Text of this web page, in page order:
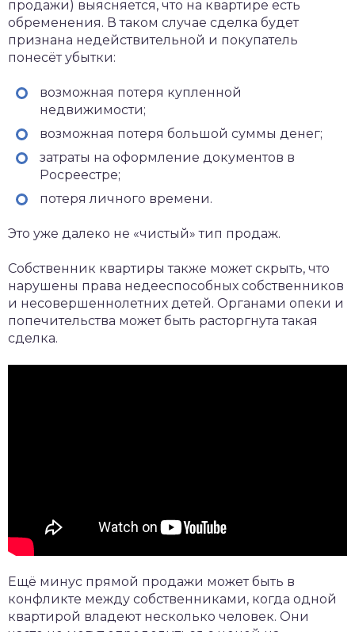
продажи) выясняется, что на квартире есть
обременения. В таком случае сделка будет
признана недействительной и покупатель
понесёт убытки:
возможная потеря купленной
недвижимости;
возможная потеря большой суммы денег;
затраты на оформление документов в
Росреестре;
потеря личного времени.
Это уже далеко не «чистый» тип продаж.
Собственник квартиры также может скрыть, что
нарушены права недееспособных собственников
и несовершеннолетних детей. Органами опеки и
попечительства может быть расторгнута такая
сделка.
Ещё минус прямой продажи может быть в
конфликте между собственниками, когда одной
квартирой владеют несколько человек. Они